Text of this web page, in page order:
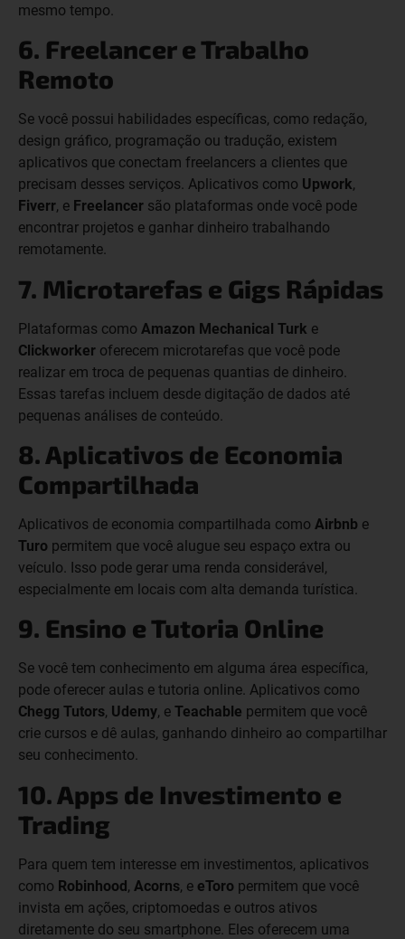
mesmo tempo.
6. Freelancer e Trabalho
Remoto
Se você possui habilidades específicas, como redação,
design gráfico, programação ou tradução, existem
aplicativos que conectam freelancers a clientes que
precisam desses serviços. Aplicativos como Upwork,
Fiverr, e Freelancer são plataformas onde você pode
encontrar projetos e ganhar dinheiro trabalhando
remotamente.
7. Microtarefas e Gigs Rápidas
Plataformas como Amazon Mechanical Turk e
Clickworker oferecem microtarefas que você pode
realizar em troca de pequenas quantias de dinheiro.
Essas tarefas incluem desde digitação de dados até
pequenas análises de conteúdo.
8. Aplicativos de Economia
Compartilhada
Aplicativos de economia compartilhada como Airbnb e
Turo permitem que você alugue seu espaço extra ou
veículo. Isso pode gerar uma renda considerável,
especialmente em locais com alta demanda turística.
9. Ensino e Tutoria Online
Se você tem conhecimento em alguma área específica,
pode oferecer aulas e tutoria online. Aplicativos como
Chegg Tutors, Udemy, e Teachable permitem que você
crie cursos e dê aulas, ganhando dinheiro ao compartilhar
seu conhecimento.
10. Apps de Investimento e
Trading
Para quem tem interesse em investimentos, aplicativos
como Robinhood, Acorns, e eToro permitem que você
invista em ações, criptomoedas e outros ativos
diretamente do seu smartphone. Eles oferecem uma